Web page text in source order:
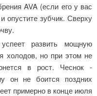
AVA (если его у вас
опустите зубчик. Сверху
развить мощную
холодов, но при этом не
в рост. Чеснок -
он не боится поздних
примерно в конце июля